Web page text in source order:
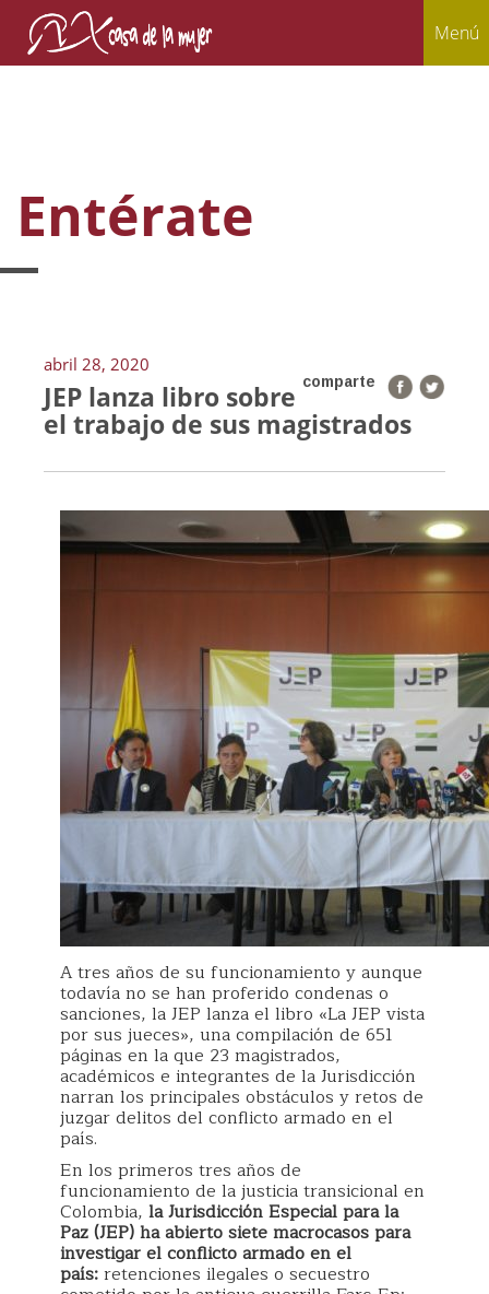
Menú
Entérate
abril 28, 2020
comparte
JEP lanza libro sobre
el trabajo de sus magistrados
A tres años de su funcionamiento y aunque
todavía no se han proferido condenas o
sanciones, la JEP lanza el libro «La JEP vista
por sus jueces», una compilación de 651
páginas en la que 23 magistrados,
académicos e integrantes de la Jurisdicción
narran los principales obstáculos y retos de
juzgar delitos del conflicto armado en el
país.
En los primeros tres años de
funcionamiento de la justicia transicional en
Colombia, la Jurisdicción Especial para la
Paz (JEP) ha abierto siete macrocasos para
investigar el conflicto armado en el
país:retenciones ilegales o secuestro